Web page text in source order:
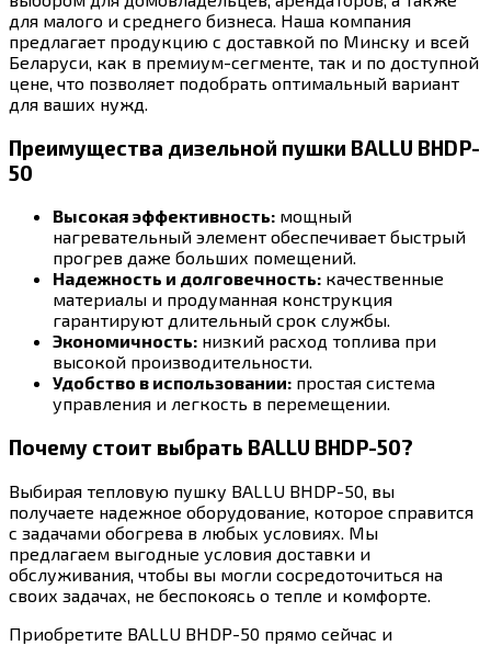
для малого и среднего бизнеса. Наша компания
предлагает продукцию с доставкой по Минску и всей
Беларуси, как в премиум-сегменте, так и по доступной
цене, что позволяет подобрать оптимальный вариант
для ваших нужд.
Преимущества дизельной пушки BALLU BHDP-
50
Высокая эффективность: мощный
нагревательный элемент обеспечивает быстрый
прогрев даже больших помещений.
Надежность и долговечность: качественные
материалы и продуманная конструкция
гарантируют длительный срок службы.
Экономичность: низкий расход топлива при
высокой производительности.
Удобство в использовании: простая система
управления и легкость в перемещении.
Почему стоит выбрать BALLU BHDP-50?
Выбирая тепловую пушку BALLU BHDP-50, вы
получаете надежное оборудование, которое справится
с задачами обогрева в любых условиях. Мы
предлагаем выгодные условия доставки и
обслуживания, чтобы вы могли сосредоточиться на
своих задачах, не беспокоясь о тепле и комфорте.
Приобретите BALLU BHDP-50 прямо сейчас и